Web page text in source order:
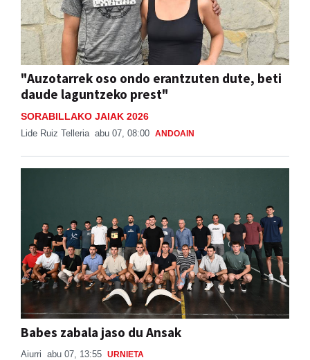
"Auzotarrek oso ondo erantzuten dute, beti
daude laguntzeko prest"
SORABILLAKO JAIAK 2026
Lide Ruiz Telleria abu 07, 08:00 ANDOAIN
Babes zabala jaso du Ansak
Aiurri abu 07, 13:55 URNIETA